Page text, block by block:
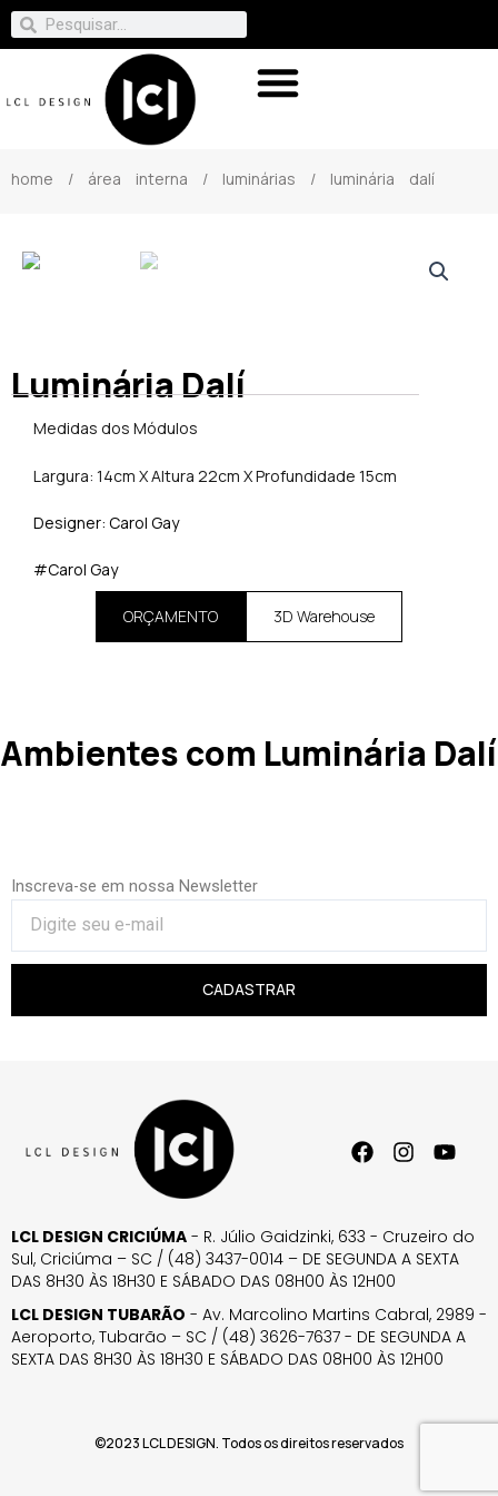
home / área interna / luminárias / luminária dalí
Luminária Dalí
Medidas dos Módulos
Largura: 14cm X Altura 22cm X Profundidade 15cm
Designer: Carol Gay
#Carol Gay
ORÇAMENTO 3D Warehouse
Ambientes com Luminária Dalí
Inscreva-se em nossa Newsletter
CADASTRAR
LCL DESIGN CRICIÚMA - R. Júlio Gaidzinki, 633 - Cruzeiro do
Sul, Criciúma – SC / (48) 3437-0014 – DE SEGUNDA A SEXTA
DAS 8H30 ÀS 18H30 E SÁBADO DAS 08H00 ÀS 12H00
LCL DESIGN TUBARÃO - Av. Marcolino Martins Cabral, 2989 -
Aeroporto, Tubarão – SC / (48) 3626-7637 - DE SEGUNDA A
SEXTA DAS 8H30 ÀS 18H30 E SÁBADO DAS 08H00 ÀS 12H00
©2023 LCL DESIGN. Todos os direitos reservados